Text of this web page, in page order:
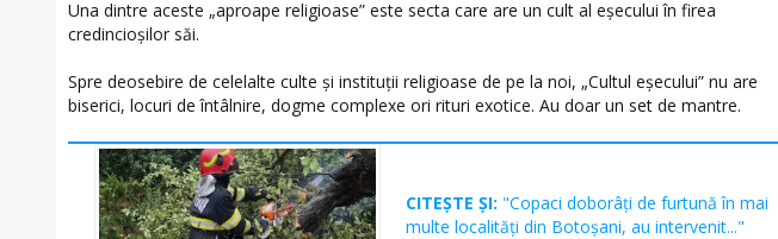
Una dintre aceste „aproape religioase” este secta care are un cult al eșecului în firea
credincioșilor săi.
Spre deosebire de celelalte culte și instituții religioase de pe la noi, „Cultul eșecului” nu are
biserici, locuri de întâlnire, dogme complexe ori rituri exotice. Au doar un set de mantre.
CITEȘTE ȘI: "Copaci doborâți de furtună în mai
multe localități din Botoșani, au intervenit..."